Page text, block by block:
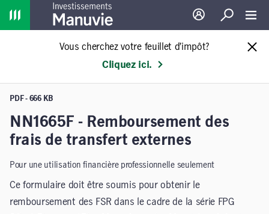
Home
Ouverture de
Recherche
Vous cherchez votre feuillet d’impôt?
Cliquez ici.
PDF - 666 KB
NN1665F - Remboursement des
frais de transfert externes
Pour une utilisation financière professionnelle seulement
Ce formulaire doit être soumis pour obtenir le
remboursement des FSR dans le cadre de la série FPG